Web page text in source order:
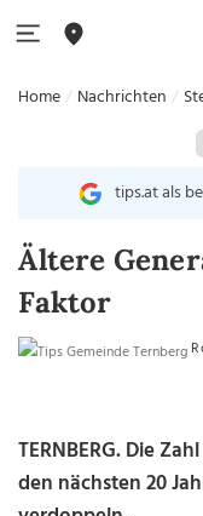
Home Nachrichten
tips.at als
Ältere
Faktor
TERNBERG. Die
den nächsten 20